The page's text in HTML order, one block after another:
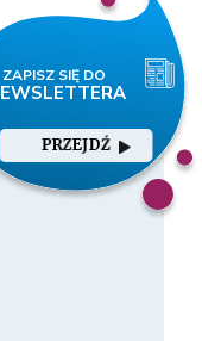
PRZEJDŹ